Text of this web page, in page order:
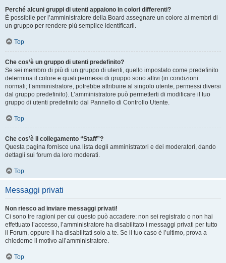
Perché alcuni gruppi di utenti appaiono in colori differenti?
È possibile per l’amministratore della Board assegnare un colore ai membri di
un gruppo per rendere più semplice identificarli.
Top
Che cos’è un gruppo di utenti predefinito?
Se sei membro di più di un gruppo di utenti, quello impostato come predefinito
determina il colore e quali permessi di gruppo sono attivi (in condizioni
normali; l’amministratore, potrebbe attribuire al singolo utente, permessi diversi
dal gruppo predefinito). L’amministratore può permetterti di modificare il tuo
gruppo di utenti predefinito dal Pannello di Controllo Utente.
Top
Che cos’è il collegamento “Staff”?
Questa pagina fornisce una lista degli amministratori e dei moderatori, dando
dettagli sui forum da loro moderati.
Top
Messaggi privati
Non riesco ad inviare messaggi privati!
Ci sono tre ragioni per cui questo può accadere: non sei registrato o non hai
effettuato l’accesso, l’amministratore ha disabilitato i messaggi privati per tutto
il Forum, oppure li ha disabilitati solo a te. Se il tuo caso è l’ultimo, prova a
chiederne il motivo all’amministratore.
Top